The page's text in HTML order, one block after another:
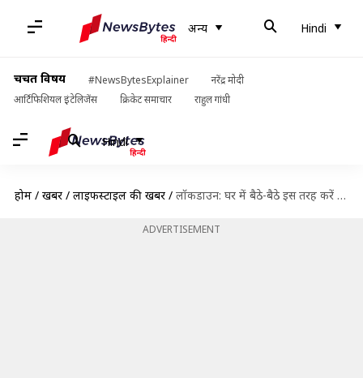
अन्य Hindi
चर्चित विषय #NewsBytesExplainer
नरेंद्र मोदी
आर्टिफिशियल इंटेलिजेंस
क्रिकेट समाचार राहुल गांधी
Hindi
होम / खबरें / लाइफस्टाइल की खबरें / लॉकडाउन: घर में बैठे-बैठे इस तरह करें दुनिया के इन शानदार म्यूजियम्स की सैर
ADVERTISEMENT